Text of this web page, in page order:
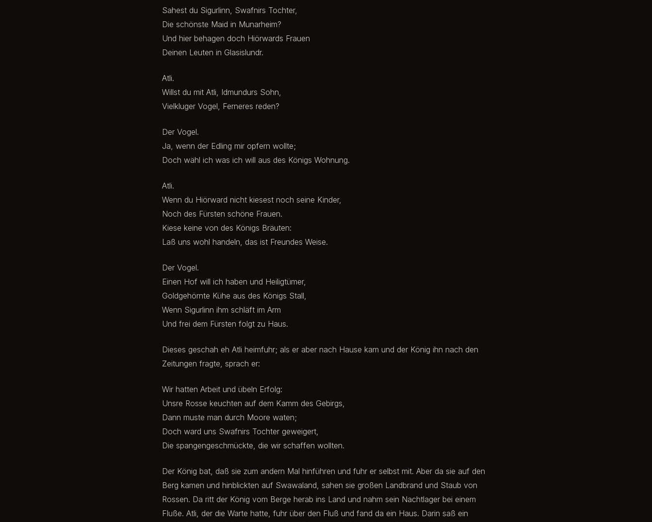
Sahest du Sigurlinn, Swafnirs Tochter,
Die schönste Maid in Munarheim?
Und hier behagen doch Hiörwards Frauen
Deinen Leuten in Glasislundr.
Atli.
Willst du mit Atli, Idmundurs Sohn,
Vielkluger Vogel, Ferneres reden?
Der Vogel.
Ja, wenn der Edling mir opfern wollte;
Doch wähl ich was ich will aus des Königs Wohnung.
Atli.
Wenn du Hiörward nicht kiesest noch seine Kinder,
Noch des Fürsten schöne Frauen.
Kiese keine von des Königs Bräuten:
Laß uns wohl handeln, das ist Freundes Weise.
Der Vogel.
Einen Hof will ich haben und Heiligtümer,
Goldgehörnte Kühe aus des Königs Stall,
Wenn Sigurlinn ihm schläft im Arm
Und frei dem Fürsten folgt zu Haus.
Dieses geschah eh Atli heimfuhr; als er aber nach Hause kam und der König ihn nach den
Zeitungen fragte, sprach er:
Wir hatten Arbeit und übeln Erfolg:
Unsre Rosse keuchten auf dem Kamm des Gebirgs,
Dann muste man durch Moore waten;
Doch ward uns Swafnirs Tochter geweigert,
Die spangengeschmückte, die wir schaffen wollten.
Der König bat, daß sie zum andern Mal hinführen und fuhr er selbst mit. Aber da sie auf den
Berg kamen und hinblickten auf Swawaland, sahen sie großen Landbrand und Staub von
Rossen. Da ritt der König vom Berge herab ins Land und nahm sein Nachtlager bei einem
Fluße. Atli, der die Warte hatte, fuhr über den Fluß und fand da ein Haus. Darin saß ein